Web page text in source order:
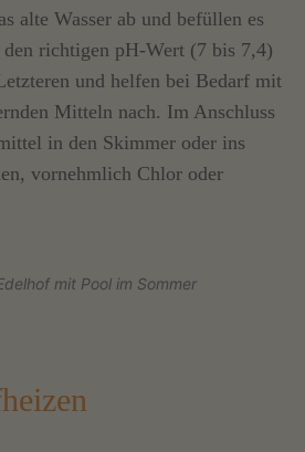
alte Wasser ab und befüllen es
den richtigen pH-Wert (7 bis 7,4)
und helfen bei Bedarf mit
Mitteln nach. Im Anschluss
in den Skimmer oder ins
vornehmlich Chlor oder
mit Pool im Sommer